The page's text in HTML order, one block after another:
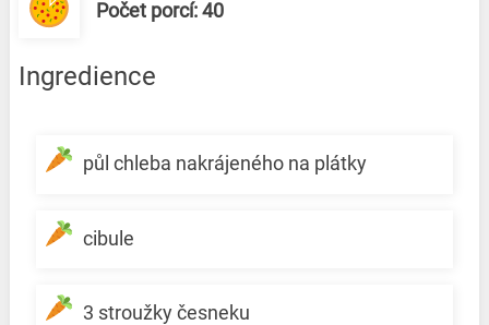
Počet porcí: 40
Ingredience
půl chleba nakrájeného na plátky
cibule
3 stroužky česneku